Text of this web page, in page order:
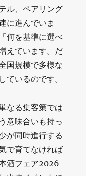
ル、ペアリング
に進んでいま
何を基準に選べ
えています。だ
国規模で多様な
ているのです。
なる集客策では
意味合いも持っ
が同時進行する
で育てなければ
酒フェア2026